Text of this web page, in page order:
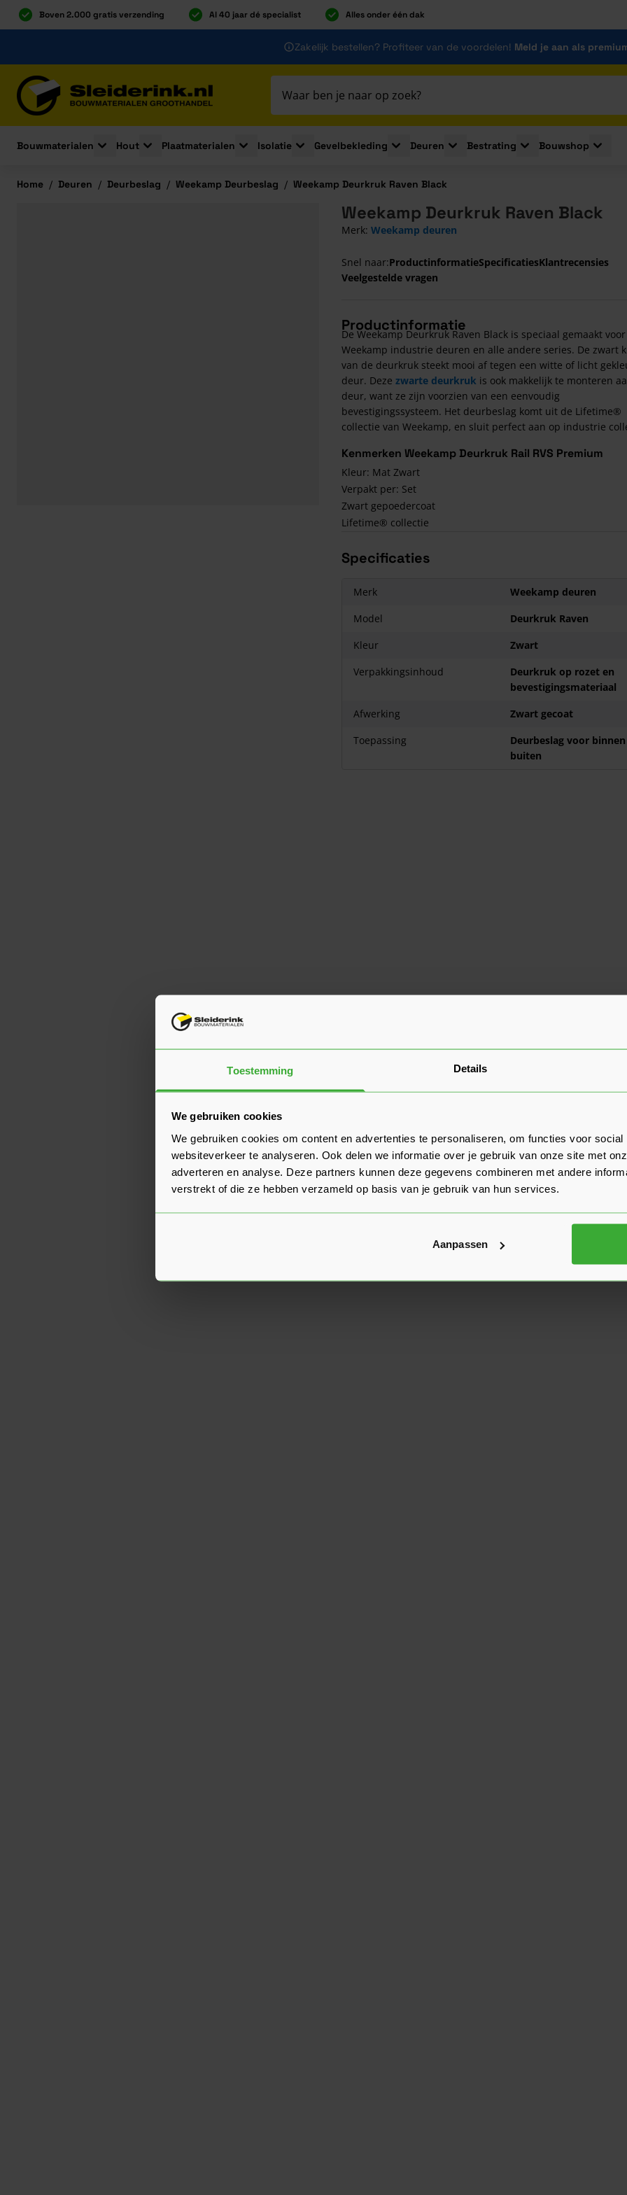
Toestemming Details
We gebruiken cookies
We gebruiken cookies om content en advertenties te personaliseren, om functies voor
websiteverkeer te analyseren. Ook delen we informatie over je gebruik van onze site met
adverteren en analyse. Deze partners kunnen deze gegevens combineren met andere
verstrekt of die ze hebben verzameld op basis van je gebruik van hun services.
Aanpassen
Boven 2.000 gratis verzending Al 40 jaar dé specialist Alles onder één dak
Zakelijk bestellen? Profiteer van de voordelen! Meld je aan als
Bouwmaterialen
Toggle submenu for Bouwmaterialen
Hout
Toggle submenu for Hout
Plaatmaterialen
Toggle submenu for Plaatmaterialen
Isolatie
Toggle submenu for Isolatie
Gevelbekleding
Toggle submenu for Gevelbekleding
Deuren
Toggle submenu for Deuren
Bestrating
Toggle submenu for
Bouwshop
Home / Deuren / Deurbeslag / Weekamp Deurbeslag / Weekamp Deurkruk Raven Black
Weekamp Deurkruk Raven Black
Merk: Weekamp deuren
Snel naar:ProductinformatieSpecificatiesKlantrecensies
Veelgestelde vragen
Productinformatie
De Weekamp Deurkruk Raven Black is speciaal gemaakt
Weekamp industrie deuren en alle andere series. De zwart
van de deurkruk steekt mooi af tegen een witte of licht
deur. Deze zwarte deurkruk is ook makkelijk te monteren
deur, want ze zijn voorzien van een eenvoudig
bevestigingssysteem. Het deurbeslag komt uit de Lifetime®
collectie van Weekamp, en sluit perfect aan op industrie
Kenmerken Weekamp Deurkruk Rail RVS Premium
Kleur: Mat Zwart
Verpakt per: Set
Zwart gepoedercoat
Lifetime® collectie
Specificaties
Merk
Weekamp deuren
Model
Deurkruk Raven
Kleur
Zwart
Verpakkingsinhoud
Deurkruk op rozet en
bevestigingsmateriaal
Afwerking
Zwart gecoat
Toepassing
Deurbeslag voor
buiten